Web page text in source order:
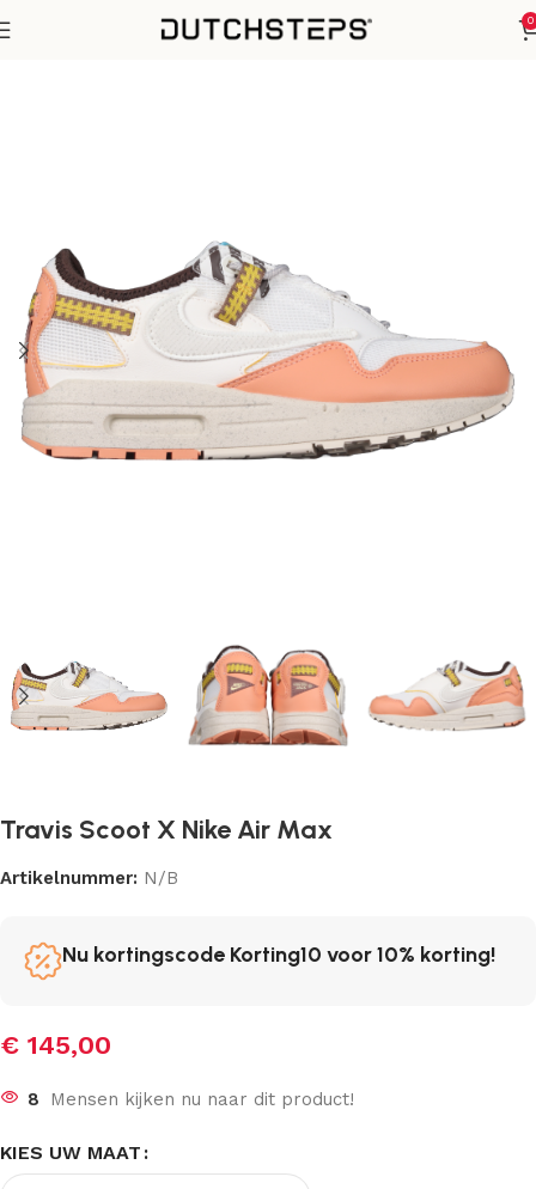
0
Travis Scoot X Nike Air Max
Artikelnummer: N/B
Nu kortingscode Korting10 voor 10% korting!
€ 145,00
8 Mensen kijken nu naar dit product!
KIES UW MAAT